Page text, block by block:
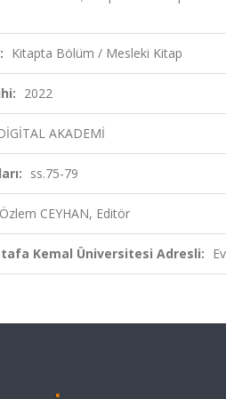
Kitapta Bölüm / Mesleki Kitap
2022
AKADEMİ
ss.75-79
Özlem CEYHAN, Editör
Kemal Üniversitesi Adresli: